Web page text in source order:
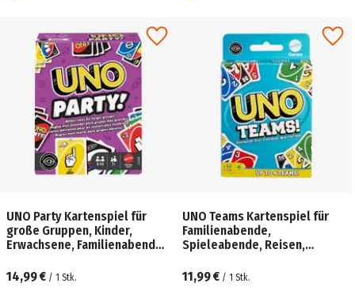
UNO Party Kartenspiel für
große Gruppen, Kinder,
Erwachsene, Familienabende,
14,99 € / 1 Stk.
UNO Teams Kartenspiel für
Familienabende,
Spieleabende, Reisen,
11,99 € / 1 Stk.